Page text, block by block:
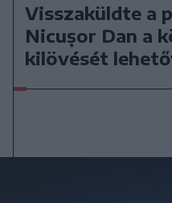
Visszaküldte a
Nicușor Dan a
kilövését